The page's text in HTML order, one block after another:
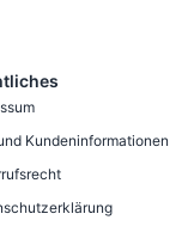
Kundeninformationen